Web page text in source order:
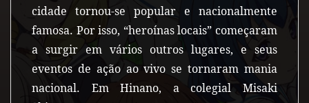
cidade tornou-se popular e nacionalmente
famosa. Por isso, “heroínas locais” começaram
a surgir em vários outros lugares, e seus
eventos de ação ao vivo se tornaram mania
nacional. Em Hinano, a colegial Misaki